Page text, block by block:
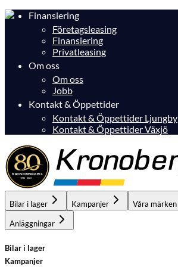
Finansiering
Företagsleasing
Finansiering
Privatleasing
Om oss
Om oss
Jobb
Kontakt & Öppettider
Kontakt & Öppettider Ljungby
Kontakt & Öppettider Växjö
Bilar i lager Kampanjer Våra märken
Anläggningar
Bilar i lager
Kampanjer